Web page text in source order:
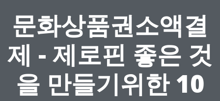
문화상품권소액결
제 - 제로핀 좋은 것
을 만들기위한 10